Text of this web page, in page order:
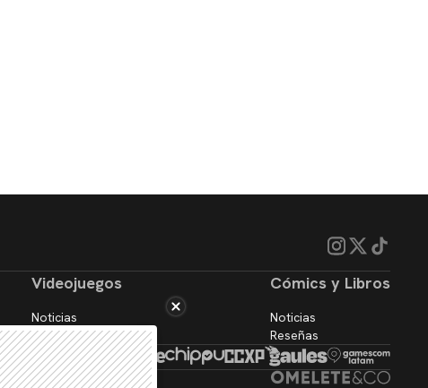
Videojuegos
Noticias
Reseñas
Cómics y Libros
Noticias
Reseñas